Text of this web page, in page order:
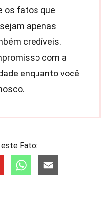
os fatos que
apenas
credíveis.
com a
enquanto você
Fato: